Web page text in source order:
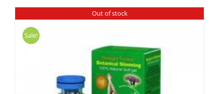
Out of stock
Sale!